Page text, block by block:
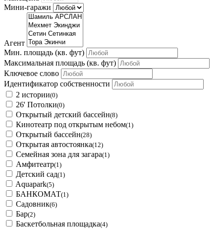
Мини-гаражи
Агент
Мин. площадь (кв. фут)
Максимальная площадь (кв. фут)
Ключевое слово
Идентификатор собственности
2 истории(0)
26' Потолки(0)
Открытый детский бассейн(8)
Кинотеатр под открытым небом(1)
Открытый бассейн(28)
Открытая автостоянка(12)
Семейная зона для загара(1)
Амфитеатр(1)
Детский сад(1)
Aquapark(5)
БАНКОМАТ(1)
Садовник(6)
Бар(2)
Баскетбольная площадка(4)